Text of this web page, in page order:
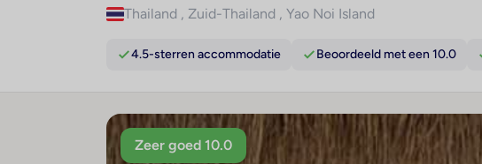
Thailand , Zuid-Thailand , Yao Noi Island
4.5-sterren accommodatie Beoordeeld met een 10.0
Zeer goed 10.0